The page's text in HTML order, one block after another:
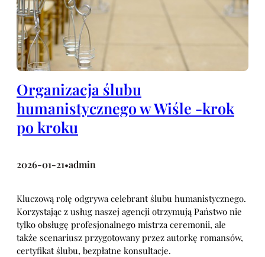
Organizacja ślubu
humanistycznego w Wiśle -krok
po kroku
2026-01-21•admin
Kluczową rolę odgrywa celebrant ślubu humanistycznego.
Korzystając z usług naszej agencji otrzymują Państwo nie
tylko obsługę profesjonalnego mistrza ceremonii, ale
także scenariusz przygotowany przez autorkę romansów,
certyfikat ślubu, bezpłatne konsultacje.